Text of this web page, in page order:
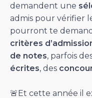
demandent une
admis pour vérifier
pourront te
critères
de notes, parfois
écrites, des
🚨Et cette année il